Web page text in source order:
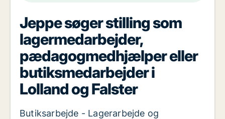
Jeppe søger stilling som
lagermedarbejder,
pædagogmedhjælper eller
butiksmedarbejder i
Lolland og Falster
Butiksarbejde - Lagerarbejde og